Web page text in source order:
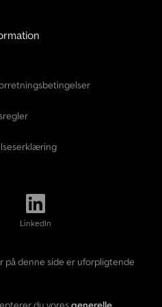
LinkedIn
på denne side er uforpligtende